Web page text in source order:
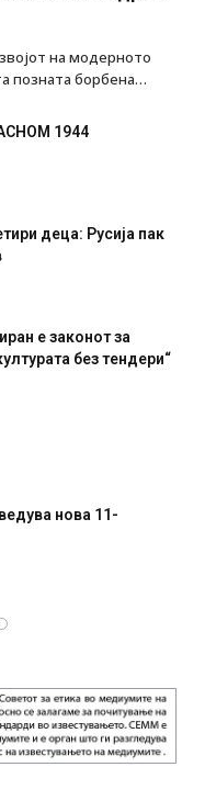
на модерното
позната борбена…
1944
деца: Русија пак
е законот за
без тендери“
нова 11-